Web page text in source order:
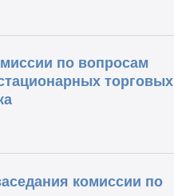
по вопросам
торговых
комиссии по